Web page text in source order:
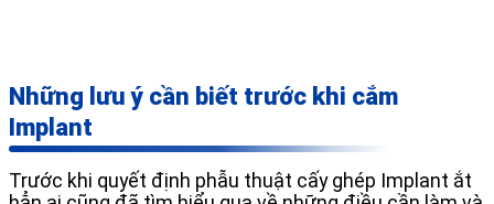
Những lưu ý cần biết trước khi cắm
Implant
Trước khi quyết định phẫu thuật cấy ghép Implant ắt